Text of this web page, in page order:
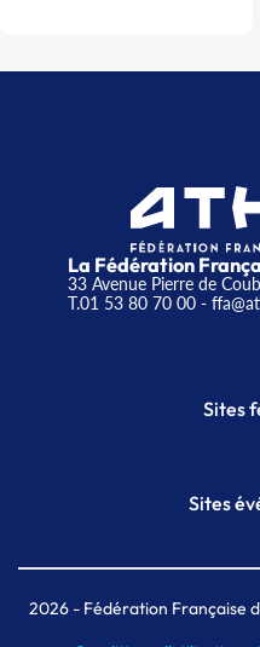
La Fédération
33 Avenue Pierre de
T.01 53 80 70 00-
Sites
Sites
Meeting
MAIF
2026- Fédération Française